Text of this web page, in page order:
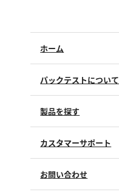
ホーム
パックテストについて
製品を探す
カスタマーサポート
お問い合わせ
全窒素
りん
りん酸
全りん
その他